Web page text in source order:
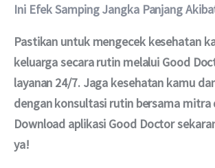
Ini Efek Samping Jangka Panjang
Pastikan untuk mengecek kesehatan
keluarga secara rutin melalui Good
layanan 24/7. Jaga kesehatan kamu
dengan konsultasi rutin bersama
Download aplikasi Good Doctor
ya!